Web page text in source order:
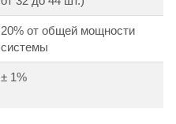
20% от общей мощности
системы
± 1%